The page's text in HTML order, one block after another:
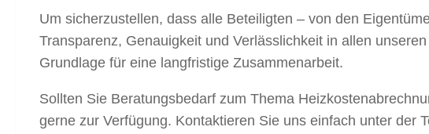
Um sicherzustellen, dass alle Beteiligten – von den
Transparenz, Genauigkeit und Verlässlichkeit in allen
Grundlage für eine langfristige Zusammenarbeit.
Sollten Sie Beratungsbedarf zum Thema
gerne zur Verfügung. Kontaktieren Sie uns einfach unter der